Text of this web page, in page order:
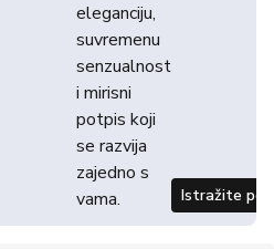
eleganciju,
suvremenu
senzualnost
i mirisni
potpis koji
se razvija
zajedno s
vama.
Istražite